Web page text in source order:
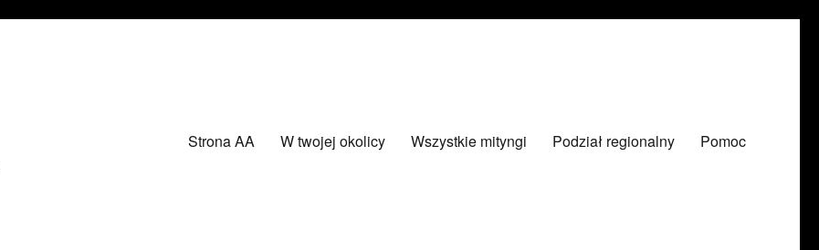
Strona AA W twojej okolicy Wszystkie mityngi Podział regionalny Pomoc